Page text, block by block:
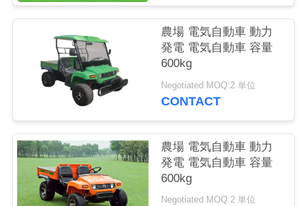
ー
管
理
連
農場 電気自動車 動力
発電 電気自動車 容量
600kg
Negotiated MOQ:2 単位
CONTACT
農場 電気自動車 動力
発電 電気自動車 容量
600kg
Negotiated MOQ:2 単位